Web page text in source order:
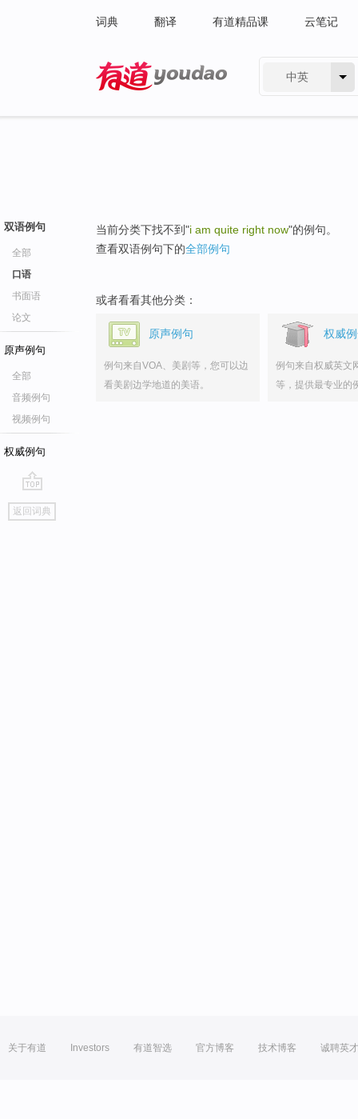
词典 翻译 有道精品课 云笔记
中英
双语例句
全部
口语
书面语
论文
原声例句
全部
音频例句
视频例句
权威例句
go
top
返回词典
当前分类下找不到"i am quite right now"的例句。
查看双语例句下的全部例句
或者看看其他分类：
原声例句
例句来自VOA、美剧等，您可以边
看美剧边学地道的美语。
权威
例句来自权威英文
等，提供最专业的
关于有道 Investors 有道智选 官方博客 技术博客 诚聘英才